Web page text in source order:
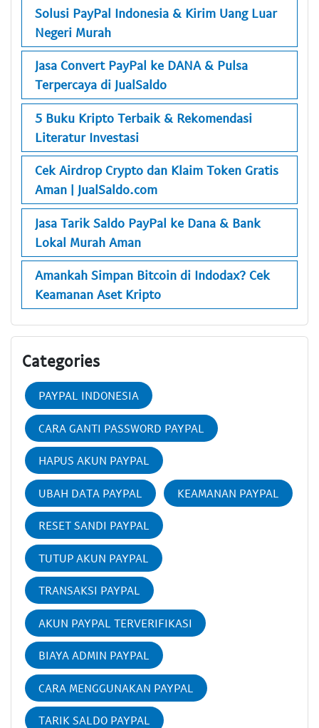
Solusi PayPal Indonesia & Kirim Uang Luar
Negeri Murah
Jasa Convert PayPal ke DANA & Pulsa
Terpercaya di JualSaldo
5 Buku Kripto Terbaik & Rekomendasi
Literatur Investasi
Cek Airdrop Crypto dan Klaim Token Gratis
Aman | JualSaldo.com
Jasa Tarik Saldo PayPal ke Dana & Bank
Lokal Murah Aman
Amankah Simpan Bitcoin di Indodax? Cek
Keamanan Aset Kripto
Categories
PAYPAL INDONESIA
CARA GANTI PASSWORD PAYPAL
HAPUS AKUN PAYPAL
UBAH DATA PAYPAL KEAMANAN PAYPAL
RESET SANDI PAYPAL
TUTUP AKUN PAYPAL
TRANSAKSI PAYPAL
AKUN PAYPAL TERVERIFIKASI
BIAYA ADMIN PAYPAL
CARA MENGGUNAKAN PAYPAL
TARIK SALDO PAYPAL